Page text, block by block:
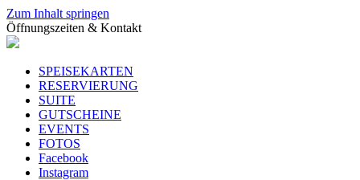
Zum Inhalt springen
Öffnungszeiten & Kontakt
SPEISEKARTEN
RESERVIERUNG
SUITE
GUTSCHEINE
EVENTS
FOTOS
Facebook
Instagram